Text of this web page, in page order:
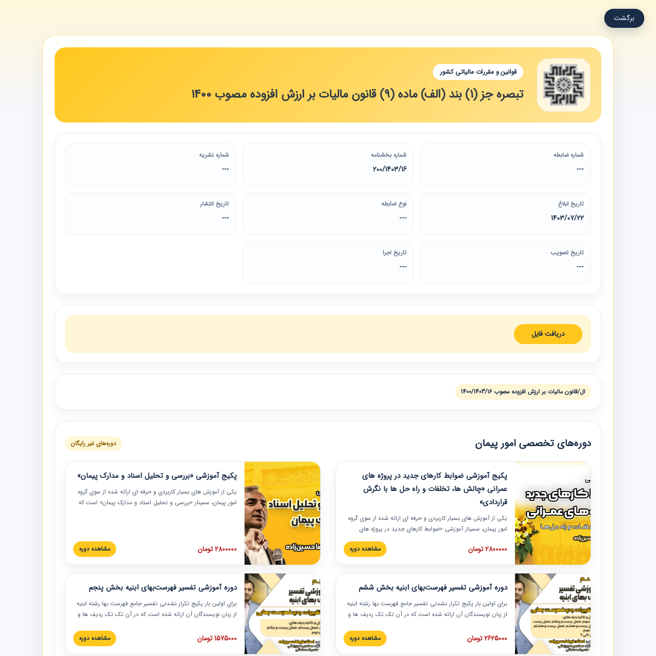
برگشت
قوانین و مقررات مالیاتی کشور
تبصره جز (1) بند (الف) ماده (9) قانون مالیات بر ارزش افزوده مصوب 1400
شماره ضابطه
---
شماره بخشنامه
200/1403/16
شماره نشریه
---
تاریخ ابلاغ
1403/07/22
نوع ضابطه
---
تاریخ انتشار
---
تاریخ تصویب
---
تاریخ اجرا
---
دریافت فایل
ال/قانون ماليات بر ارزش افزوده مصوب 1400/1403/16
دوره‌های تخصصی امور پیمان دوره‌های غیر رایگان
پکیج آموزشی ضوابط کارهای جدید در پروژه های
عمرانی «چالش ها، تخلفات و راه حل ها با نگرش
قراردادی»
یکی از آموزش‏‏‏‏‏‏ های بسیار کاربردی و حرفه‏ ای ارائه شده از سوی گروه
امور پیمان، سمینار آموزشی «ضوابط کارهای جدید در پروژه های
عمرانی» چالش ها، تخلفات و راه حل ها با نگرش قراردادی است که
در محل سندیکای شرکت های ساختمانی کشور ارائه شد. در این
به همراه تجربیات عملی ارائه شده است.
2800000 تومان مشاهده دوره
پکیج آموزشی «بررسی و تحلیل اسناد و مدارک پیمان»
یکی از آموزش‏‏‏‏‏‏ های بسیار کاربردی و حرفه‏ ای ارائه شده از سوی گروه
امور پیمان، سمینار «بررسی و تحلیل اسناد و مدارک پیمان» است که
عملی در این خصوص ارائه شده است.
2800000 تومان مشاهده دوره
دوره آموزشی تفسیر فهرست‌بهای ابنیه بخش ششم
برای اولین بار پکیج تکرار نشدنی تفسیر جامع فهرست بها رشته ابنیه
از زبان نویسندگان آن ارائه شده است که در آن تک تک ردیف ها و
تصویری بوده و به همراه تصاویر عملیات اجرایی مرتبط با ردیف های
فهرست بها ارائه شده است. این دوره با کلام مهندس
2625000 تومان مشاهده دوره
دوره آموزشی تفسیر فهرست‌بهای ابنیه بخش پنجم
برای اولین بار پکیج تکرار نشدنی تفسیر جامع فهرست بها رشته ابنیه
از زبان نویسندگان آن ارائه شده است که در آن تک تک ردیف ها و
تصویری بوده و به همراه تصاویر عملیات اجرایی مرتبط با ردیف های
فهرست بها ارائه شده است. این دوره با کلام مهندس
1575000 تومان مشاهده دوره